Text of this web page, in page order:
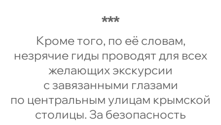
Кроме того, по её словам,
незрячие гиды проводят для всех
желающих экскурсии
с завязанными глазами
по центральным улицам крымской
столицы. За безопасность